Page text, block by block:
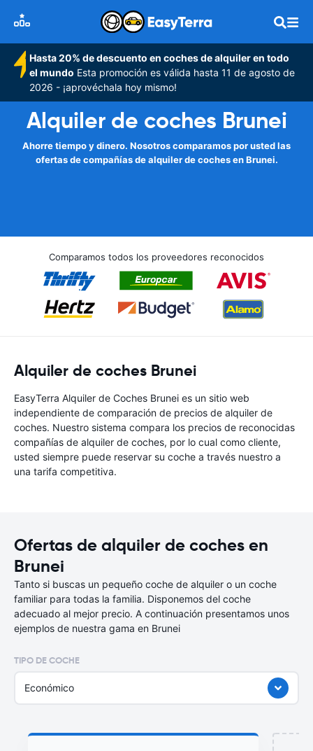
Hasta 20% de descuento en coches de alquiler en todo
el mundo Esta promoción es válida hasta 11 de agosto de
2026 - ¡aprovéchala hoy mismo!
Alquiler de coches Brunei
Ahorre tiempo y dinero. Nosotros comparamos por usted las
ofertas de compañías de alquiler de coches en Brunei.
Comparamos todos los proveedores reconocidos
Alquiler de coches Brunei
EasyTerra Alquiler de Coches Brunei es un sitio web
independiente de comparación de precios de alquiler de
coches. Nuestro sistema compara los precios de reconocidas
compañías de alquiler de coches, por lo cual como cliente,
usted siempre puede reservar su coche a través nuestro a
una tarifa competitiva.
Ofertas de alquiler de coches en
Brunei
Tanto si buscas un pequeño coche de alquiler o un coche
familiar para todas la familia. Disponemos del coche
adecuado al mejor precio. A continuación presentamos unos
ejemplos de nuestra gama en Brunei
TIPO DE COCHE
Económico